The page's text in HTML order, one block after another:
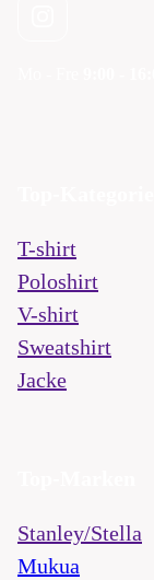
T-shirt
Poloshirt
V-shirt
Sweatshirt
Jacke
Stanley/Stella
Mukua